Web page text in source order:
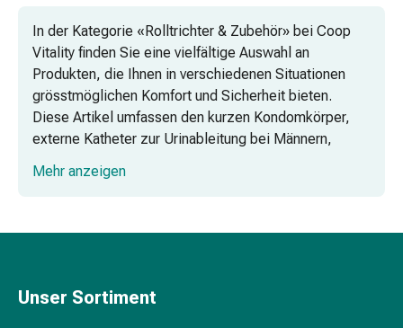
Vitamine
&
Mineralstoffe
Vitamine
Mineralstoffe
Kombipräparate
Zahn-
Kariesprophylaxe
(Xerostomie)
In der Kategorie «Rolltrichter & Zubehör» bei Coop
Vitality finden Sie eine vielfältige Auswahl an
Produkten, die Ihnen in verschiedenen Situationen
grösstmöglichen Komfort und Sicherheit bieten.
Diese Artikel umfassen den kurzen Kondomkörper,
externe Katheter zur Urinableitung bei Männern,
selbstklebende Urinalkondome, latexfreie
Kondomurinale mit Selbsthaftung, Hautschutz
Mehr anzeigen
Unser Sortiment